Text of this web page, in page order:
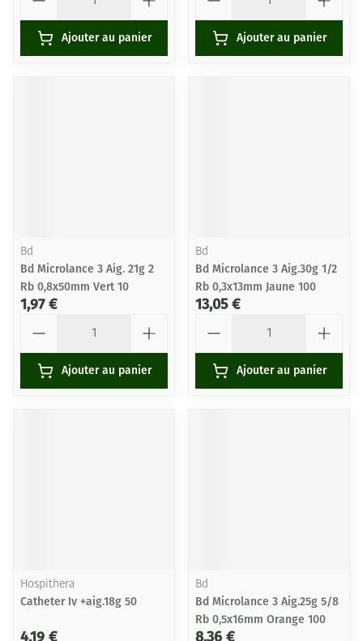
Ajouter au panier Ajouter au panier
Bd
Bd Microlance 3 Aig. 21g 2
Rb 0,8x50mm Vert 10
1,97 €
Ajouter au panier
Bd
Bd Microlance 3 Aig.30g 1/2
Rb 0,3x13mm Jaune 100
13,05 €
Ajouter au panier
Hospithera
Catheter Iv +aig.18g 50
4,19 €
Bd
Bd Microlance 3 Aig.25g 5/8
Rb 0,5x16mm Orange 100
8,36 €